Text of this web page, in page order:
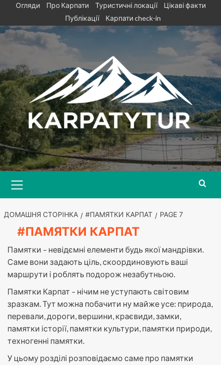
content
Огляди Про Карпати Туристичні локації
Цікаві факти
Публікації
Карпати check-in
Menu
ДОМАШНЯ СТОРІНКА #ПАМЯТКИ КАРПАТ PAGE 7
#ПАМЯТКИ КАРПАТ
Памятки – невідємні елементи будь якої мандрівки.
Саме вони задають ціль, скоординовують ваші
маршрути і роблять подорож незабутньою.
Памятки Карпат – нічим не уступають світовим
зразкам. Тут можна побачити ну майже усе: природа,
перевали, дороги, вершини, краєвиди, замки,
памятки історії, памятки культури, памятки природи,
техногенні памятки.
У цьому розділі розповідаємо саме про памятки